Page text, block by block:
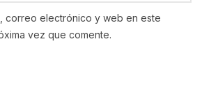
correo electrónico y web en este
vez que comente.